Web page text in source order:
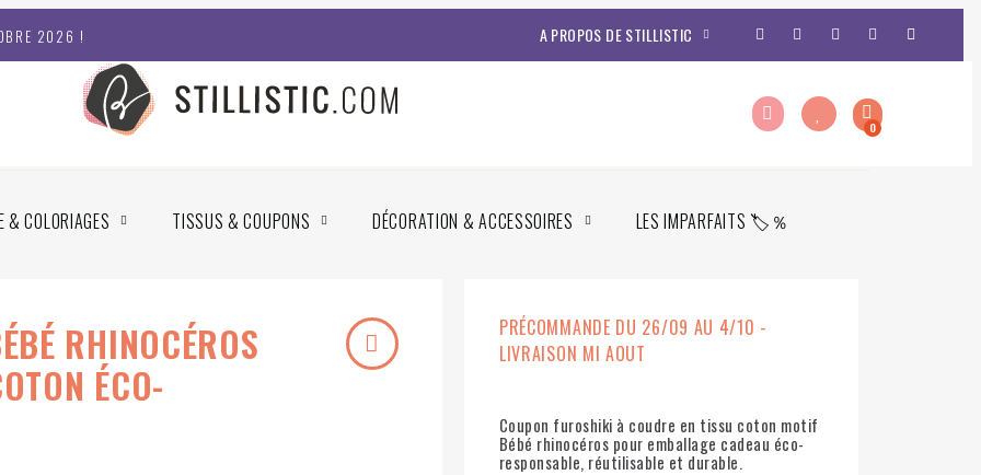
2026 ! A PROPOS DE STILLISTIC
& COLORIAGES TISSUS & COUPONS DÉCORATION & ACCESSOIRES LES IMPARFAITS 🏷️％
RHINOCÉROS
ÉCO-
PRÉCOMMANDE DU 26/09 AU 4/10 -
LIVRAISON MI AOUT
Coupon furoshiki à coudre en tissu coton motif
Bébé rhinocéros pour emballage cadeau éco-
responsable, réutilisable et durable.